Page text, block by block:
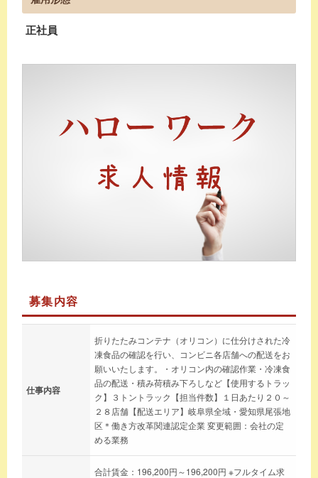
正社員
募集内容
仕事内容
折りたたみコンテナ（オリコン）に仕分けされた冷
凍食品の確認を行い、コンビニ各店舗への配送をお
願いいたします。・オリコン内の確認作業・冷凍食
品の配送・積み荷積み下ろしなど【使用するトラッ
ク】３トントラック【担当件数】１日あたり２０～
２８店舗【配送エリア】岐阜県全域・愛知県尾張地
区＊働き方改革関連認定企業 変更範囲：会社の定
める業務
合計賃金：196,200円～196,200円 ※フルタイム求